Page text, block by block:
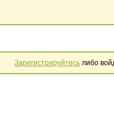
Зарегистрируйтесь либо